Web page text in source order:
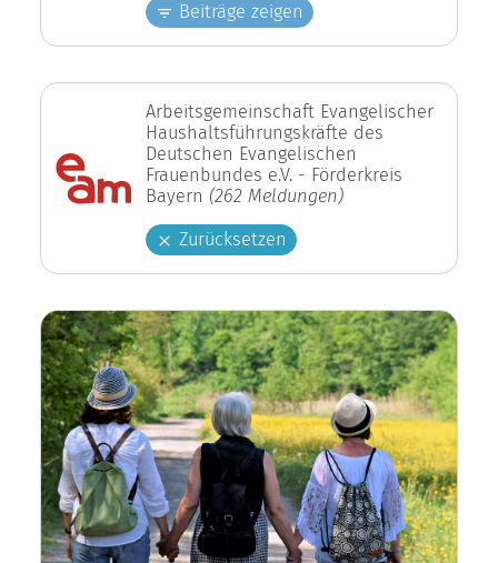
Beiträge zeigen
Arbeitsgemeinschaft Evangelischer
Haushaltsführungskräfte des
Deutschen Evangelischen
Frauenbundes e.V. - Förderkreis
Bayern (262 Meldungen)
Zurücksetzen